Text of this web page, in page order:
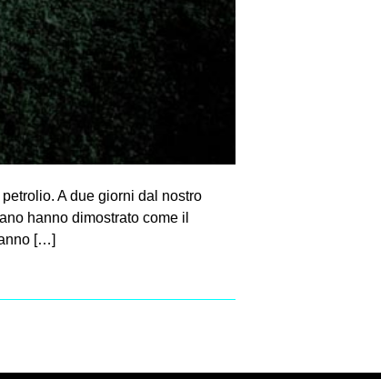
A due giorni dal nostro
hanno dimostrato come il
[…]